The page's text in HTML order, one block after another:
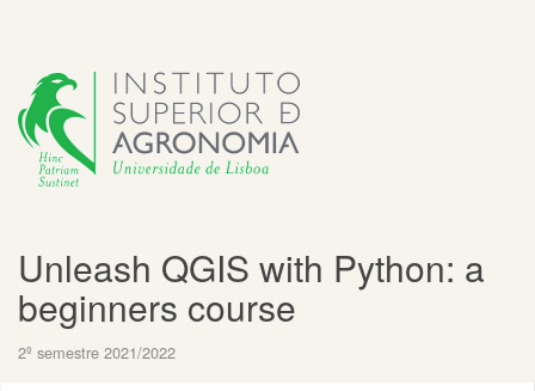
Unleash QGIS with Python: a
beginners course
2º semestre 2021/2022